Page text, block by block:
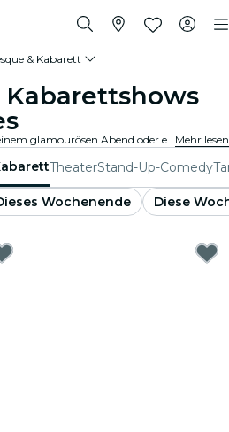
& Kabarett
Egal, ob Du auf der Suche nach einem glamourösen Abend oder etwas Gewagterem bist, entdecke alles von traditioneller Burlesque bis hin zu zeitgenössischen Kabarettshows in Los Angeles, und genieße ein einzigartiges und unterhaltsames Erlebnis. Mehr lesen
TheaterStand-Up-Comedy
Wochenende
Diese